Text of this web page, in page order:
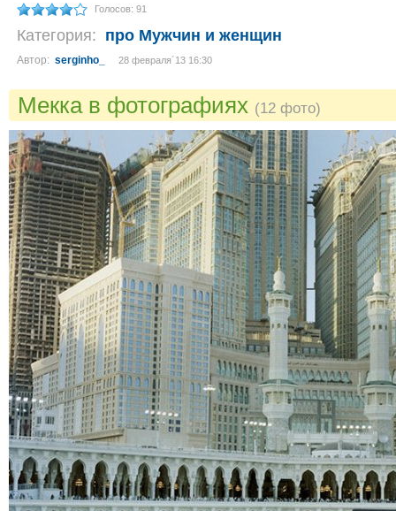
Голосов: 91
Категория: про Мужчин и женщин
Автор: serginho_ 28 февраля´13 16:30
Мекка в фотографиях (12 фото)